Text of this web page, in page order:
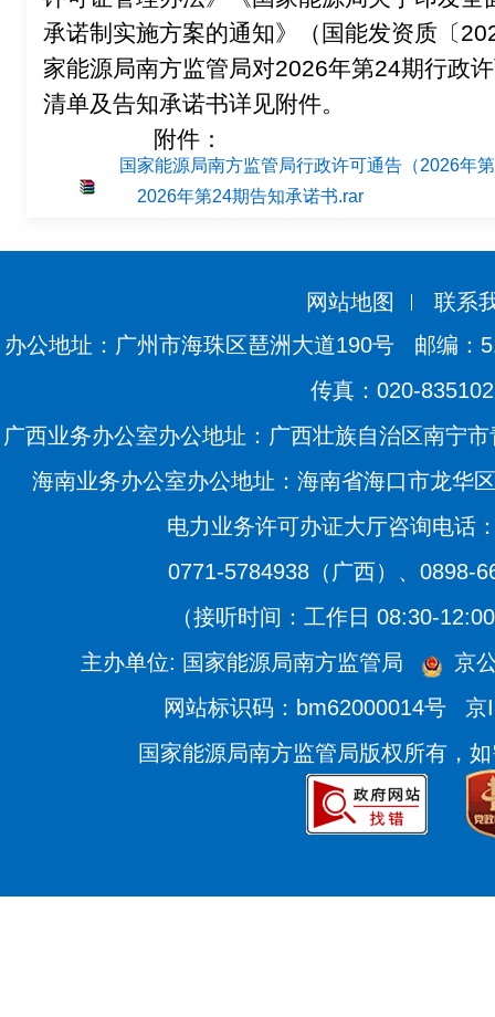
承诺制实施方案的通知》（国能发资质〔
家能源局南方监管局对2026年第24期行政
清单及告知承诺书详见附件。
附件：
国家能源局南方监管局行政许可通告（2026年
2026年第24期告知承诺书.rar
网站地图
联系
办公地址：广州市海珠区琶洲大道190号
邮编：
传真：020-
广西业务办公室办公地址：广西壮族自治区南宁
海南业务办公室办公地址：海南省海口市龙华
电力业务许可办证大厅咨询电话
0771-5784938（广西）、0898-
（接听时间：工作日 08:30-
主办单位: 国家能源局南方监管局
京
网站标识码：bm62000014号
京
国家能源局南方监管局版权所有，